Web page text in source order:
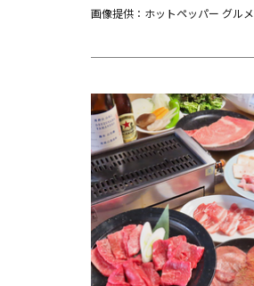
画像提供：ホットペッパー グルメ